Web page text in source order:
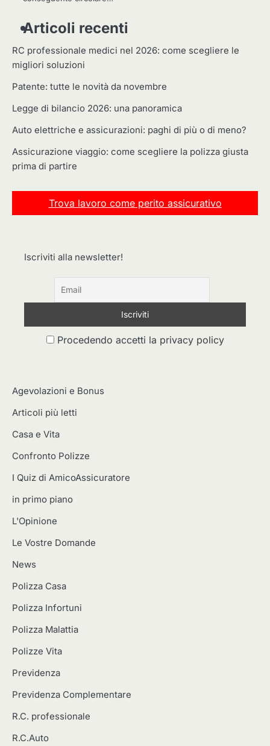
Articoli recenti
RC professionale medici nel 2026: come scegliere le
migliori soluzioni
Patente: tutte le novità da novembre
Legge di bilancio 2026: una panoramica
Auto elettriche e assicurazioni: paghi di più o di meno?
Assicurazione viaggio: come scegliere la polizza giusta
prima di partire
Trova lavoro come perito assicurativo
Iscriviti alla newsletter!
Procedendo accetti la privacy policy
Agevolazioni e Bonus
Articoli più letti
Casa e Vita
Confronto Polizze
I Quiz di AmicoAssicuratore
in primo piano
L'Opinione
Le Vostre Domande
News
Polizza Casa
Polizza Infortuni
Polizza Malattia
Polizze Vita
Previdenza
Previdenza Complementare
R.C. professionale
R.C.Auto